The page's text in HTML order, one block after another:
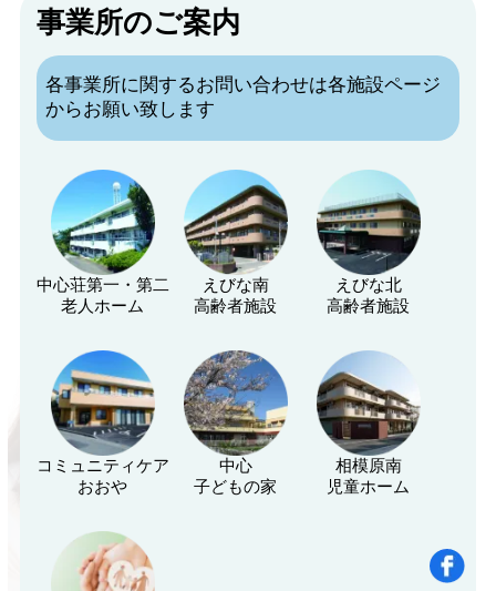
事業所のご案内
各事業所に関するお問い合わせは各施設ページ
からお願い致します
中心荘第一・第二
老人ホーム
えびな南
高齢者施設
えびな北
高齢者施設
コミュニティケア
おおや
中心
子どもの家
相模原南
児童ホーム